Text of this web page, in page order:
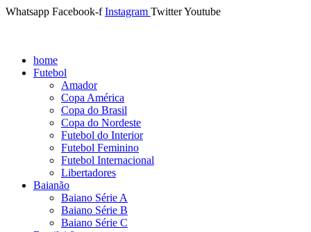
Whatsapp Facebook-f Instagram TwitterYoutube
home
Futebol
Amador
Copa América
Copa do Brasil
Copa do Nordeste
Futebol do Interior
Futebol Feminino
Futebol Internacional
Libertadores
Baianão
Baiano Série A
Baiano Série B
Baiano Série C